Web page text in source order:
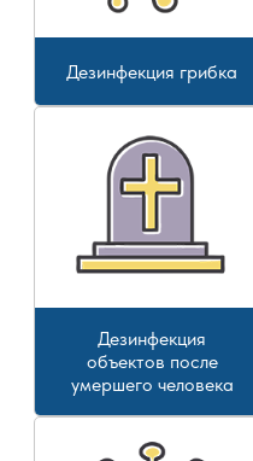
Дезинфекция грибка
Дезинфекция
объектов после
умершего человека